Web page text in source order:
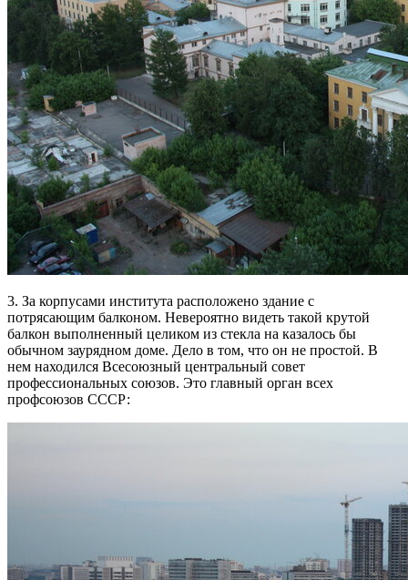
3. За корпусами института расположено здание с
потрясающим балконом. Невероятно видеть такой крутой
балкон выполненный целиком из стекла на казалось бы
обычном заурядном доме. Дело в том, что он не простой. В
нем находился Всесоюзный центральный совет
профессиональных союзов. Это главный орган всех
профсоюзов СССР: